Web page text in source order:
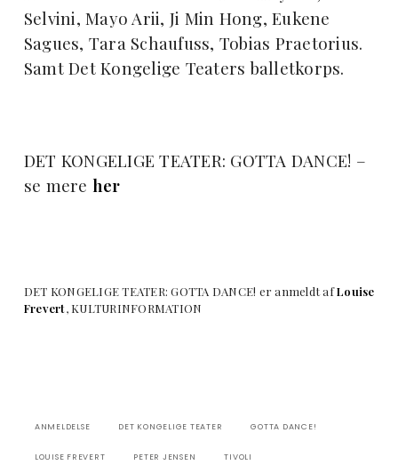
Selvini, Mayo Arii, Ji Min Hong, Eukene
Sagues, Tara Schaufuss, Tobias Praetorius.
Samt Det Kongelige Teaters balletkorps.
DET KONGELIGE TEATER: GOTTA DANCE! –
se mere her
DET KONGELIGE TEATER: GOTTA DANCE! er anmeldt afLouise
Frevert, KULTURINFORMATION
ANMELDELSE DET KONGELIGE TEATER GOTTA DANCE!
LOUISE FREVERT PETER JENSEN TIVOLI